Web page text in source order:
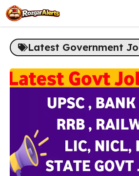
Skip
to
content
Latest Government